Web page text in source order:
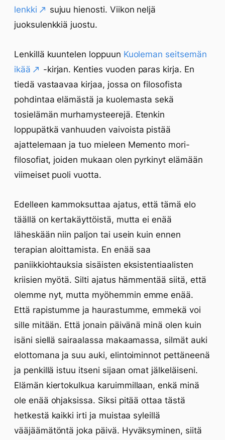
lenkki
sujuu hienosti. Viikon neljä
juoksulenkkiä juostu.
Lenkillä kuuntelen loppuun Kuoleman seitsemän
ikää
-kirjan. Kenties vuoden paras kirja. En
tiedä vastaavaa kirjaa, jossa on filosofista
pohdintaa elämästä ja kuolemasta sekä
tosielämän murhamysteerejä. Etenkin
loppupätkä vanhuuden vaivoista pistää
ajattelemaan ja tuo mieleen Memento mori-
filosofiat, joiden mukaan olen pyrkinyt elämään
viimeiset puoli vuotta.
Edelleen kammoksuttaa ajatus, että tämä elo
täällä on kertakäyttöistä, mutta ei enää
läheskään niin paljon tai usein kuin ennen
terapian aloittamista. En enää saa
paniikkiohtauksia sisäisten eksistentiaalisten
kriisien myötä. Silti ajatus hämmentää siitä, että
olemme nyt, mutta myöhemmin emme enää.
Että rapistumme ja haurastumme, emmekä voi
sille mitään. Että jonain päivänä minä olen kuin
isäni siellä sairaalassa makaamassa, silmät auki
elottomana ja suu auki, elintoiminnot pettäneenä
ja penkillä istuu itseni sijaan omat jälkeläiseni.
Elämän kiertokulkua karuimmillaan, enkä minä
ole enää ohjaksissa. Siksi pitää ottaa tästä
hetkestä kaikki irti ja muistaa syleillä
vääjäämätöntä joka päivä. Hyväksyminen, siitä